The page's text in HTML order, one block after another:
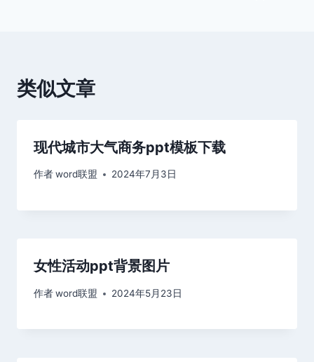
类似文章
现代城市大气商务ppt模板下载
作者word联盟 2024年7月3日
女性活动ppt背景图片
作者word联盟 2024年5月23日